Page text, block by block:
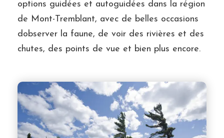
options guidées et autoguidées dans la région
de Mont-Tremblant, avec de belles occasions
dobserver la faune, de voir des rivières et des
chutes, des points de vue et bien plus encore.